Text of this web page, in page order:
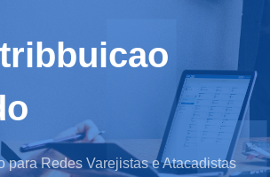
para Redes Varejistas e Atacadistas